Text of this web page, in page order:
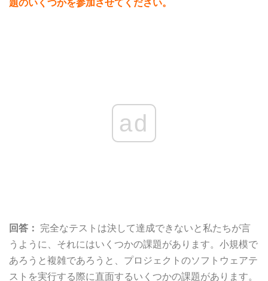
題のいくつかを参加させてください。
ad
回答： 完全なテストは決して達成できないと私たちが言
うように、それにはいくつかの課題があります。小規模で
あろうと複雑であろうと、プロジェクトのソフトウェアテ
ストを実行する際に直面するいくつかの課題があります。